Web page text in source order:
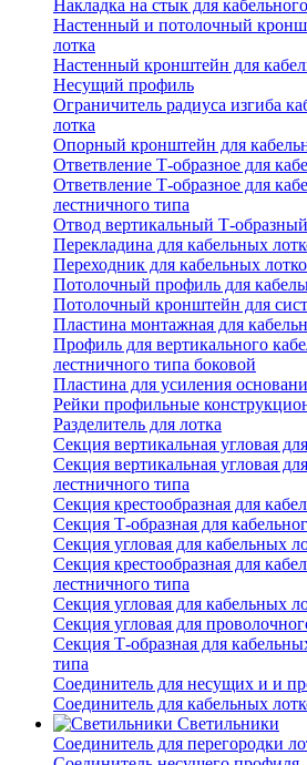
Накладка на стык для
Настенный и потолочный
лотка
Настенный кронштейн для
Несущий профиль
Ограничитель радиуса изгиба
лотка
Опорный кронштейн для
Ответвление Т-образное для
Ответвление Т-образное для
лестничного типа
Отвод вертикальный Т-образный
Перекладина для кабельных
Переходник для кабельных
Потолочный профиль для
Потолочный кронштейн для
Пластина монтажная для
Профиль для вертикального
лестничного типа боковой
Пластина для усиления
Рейки профильные
Разделитель для лотка
Секция вертикальная угловая
Секция вертикальная угловая
лестничного типа
Секция крестообразная для
Секция Т-образная для
Секция угловая для кабельных
Секция крестообразная для
лестничного типа
Секция угловая для кабельных
Секция угловая для
Секция Т-образная для
типа
Соединитель для несущих и и
Соединитель для кабельных
Светильники
Соединитель для перегородки